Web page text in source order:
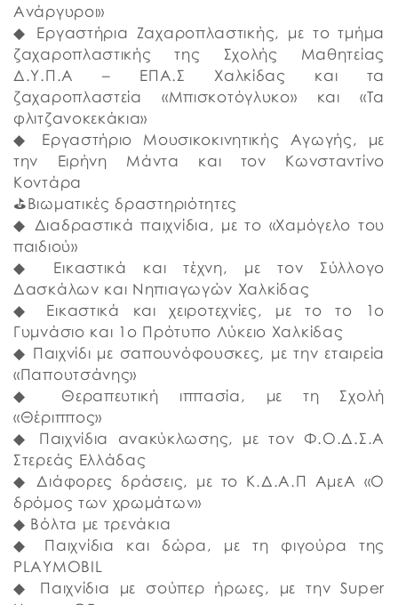
Ανάργυροι»
◆ Εργαστήρια Ζαχαροπλαστικής, με το τμήμα
ζαχαροπλαστικής της Σχολής Μαθητείας
Δ.Υ.Π.Α – ΕΠΑ.Σ Χαλκίδας και τα
ζαχαροπλαστεία «Μπισκοτόγλυκο» και «Τα
φλιτζανοκεκάκια»
◆ Εργαστήριο Μουσικοκινητικής Αγωγής, με
την Ειρήνη Μάντα και τον Κωνσταντίνο
Κοντάρα
⛳️Βιωματικές δραστηριότητες
◆ Διαδραστικά παιχνίδια, με το «Χαμόγελο του
παιδιού»
◆ Εικαστικά και τέχνη, με τον Σύλλογο
Δασκάλων και Νηπιαγωγών Χαλκίδας
◆ Εικαστικά και χειροτεχνίες, με το το 1ο
Γυμνάσιο και 1ο Πρότυπο Λύκειο Χαλκίδας
◆ Παιχνίδι με σαπουνόφουσκες, με την εταιρεία
«Παπουτσάνης»
◆ Θεραπευτική ιππασία, με τη Σχολή
«Θέριππος»
◆ Παιχνίδια ανακύκλωσης, με τον Φ.Ο.Δ.Σ.Α
Στερεάς Ελλάδας
◆ Διάφορες δράσεις, με το Κ.Δ.Α.Π ΑμεΑ «Ο
δρόμος των χρωμάτων»
◆ Βόλτα με τρενάκια
◆ Παιχνίδια και δώρα, με τη φιγούρα της
PLAYMOBIL
◆ Παιχνίδια με σούπερ ήρωες, με την Super